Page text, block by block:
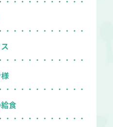
食